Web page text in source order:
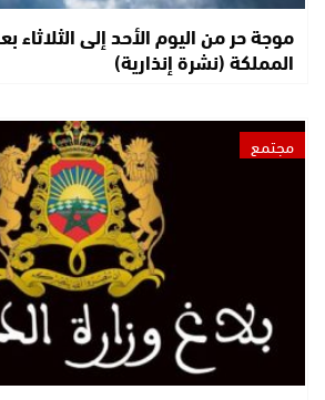
موجة حر من اليوم الأحد إلى
المملكة (نشرة إنذارية)
مجتمع